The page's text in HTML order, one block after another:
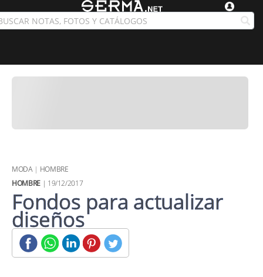
MODA| HOMBRE
HOMBRE| 19/12/2017
Fondos para actualizar
diseños